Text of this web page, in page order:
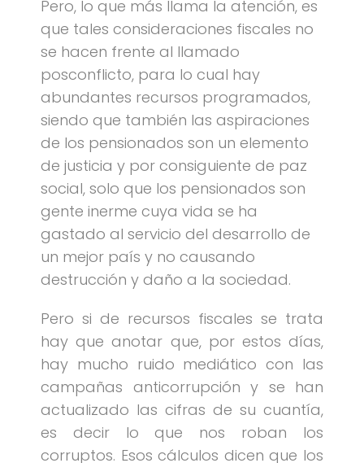
Pero, lo que más llama la atención, es
que tales consideraciones fiscales no
se hacen frente al llamado
posconflicto, para lo cual hay
abundantes recursos programados,
siendo que también las aspiraciones
de los pensionados son un elemento
de justicia y por consiguiente de paz
social, solo que los pensionados son
gente inerme cuya vida se ha
gastado al servicio del desarrollo de
un mejor país y no causando
destrucción y daño a la sociedad.
Pero si de recursos fiscales se trata
hay que anotar que, por estos días,
hay mucho ruido mediático con las
campañas anticorrupción y se han
actualizado las cifras de su cuantía,
es decir lo que nos roban los
corruptos. Esos cálculos dicen que los